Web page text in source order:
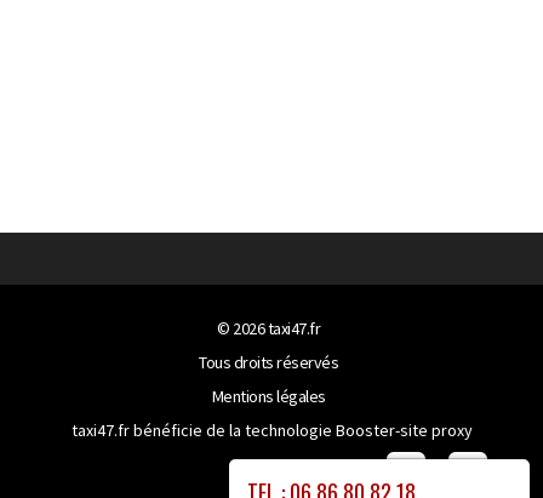
© 2026taxi47.fr
Tous droits réservés
Mentions légales
taxi47.fr bénéficie de la technologie Booster-site proxy